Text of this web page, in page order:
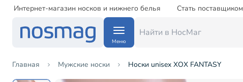
Интернет-магазин носков и нижнего белья Стать поставщиком
Меню
Главная Мужские носки Носки unisex ХОХ FANTASY